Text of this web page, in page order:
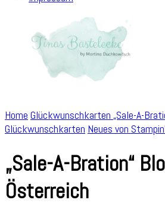
Home Glückwunschkarten „Sale-A-
Glückwunschkarten Neues von
„Sale-A-Bration“
Österreich